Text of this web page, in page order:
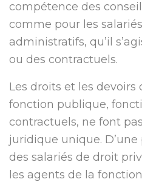
compétence des
comme pour les
administratifs, qu’il
ou des contractuels.
Les droits et les devoirs
fonction publique,
contractuels, ne font
juridique unique.
des salariés de droit
les agents de la